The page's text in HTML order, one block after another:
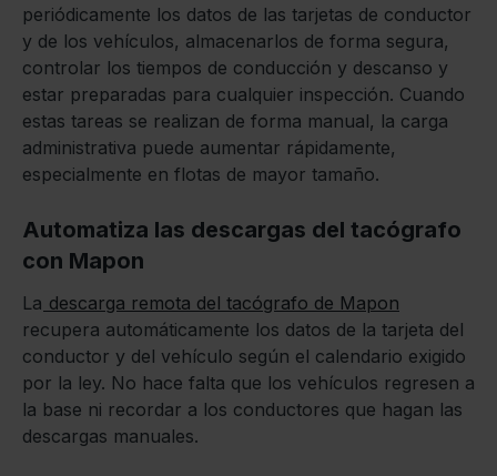
periódicamente los datos de las tarjetas de conductor
y de los vehículos, almacenarlos de forma segura,
controlar los tiempos de conducción y descanso y
estar preparadas para cualquier inspección. Cuando
estas tareas se realizan de forma manual, la carga
administrativa puede aumentar rápidamente,
especialmente en flotas de mayor tamaño.
Automatiza las descargas del tacógrafo
con Mapon
La descarga remota del tacógrafo de Mapon
recupera automáticamente los datos de la tarjeta del
conductor y del vehículo según el calendario exigido
por la ley. No hace falta que los vehículos regresen a
la base ni recordar a los conductores que hagan las
descargas manuales.